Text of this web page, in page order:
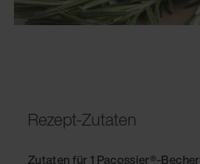
Rezept-Zutaten
Zutaten für 1 Pacossier®-Becher